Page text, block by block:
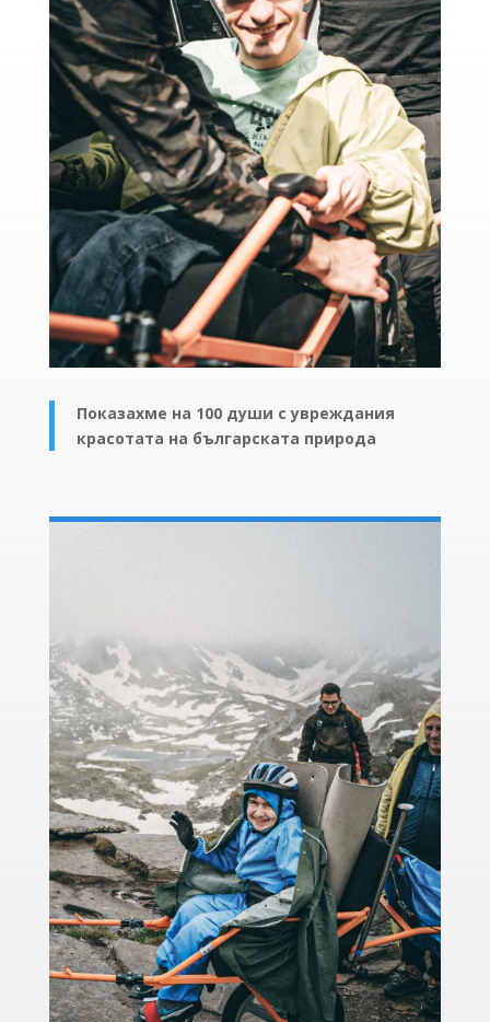
Показахме на 100 души с увреждания
красотата на българската природа